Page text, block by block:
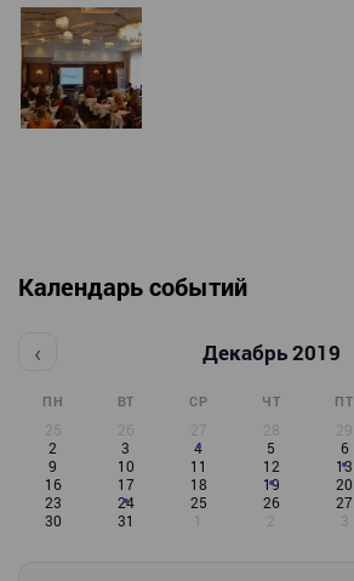
Календарь событий
‹ Декабрь 2019
ПН ВТ СР ЧТ ПТ
25 26 27 28 29
2
3 4 5 6
9
10 11 12 13
16
17 18 19 20
23
24 25 26 27
30
31 1 2 3